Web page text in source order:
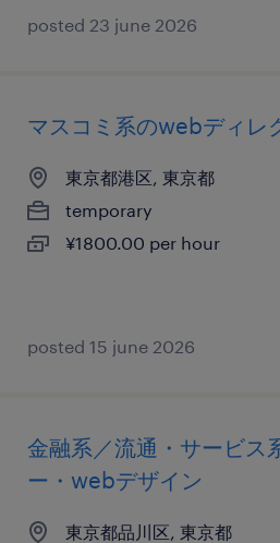
posted 23 june 2026
マスコミ系のwebディレ
東京都港区, 東京都
temporary
¥1800.00 per hour
posted 15 june 2026
金融系／流通・サービス
ー・webデザイン
東京都品川区, 東京都